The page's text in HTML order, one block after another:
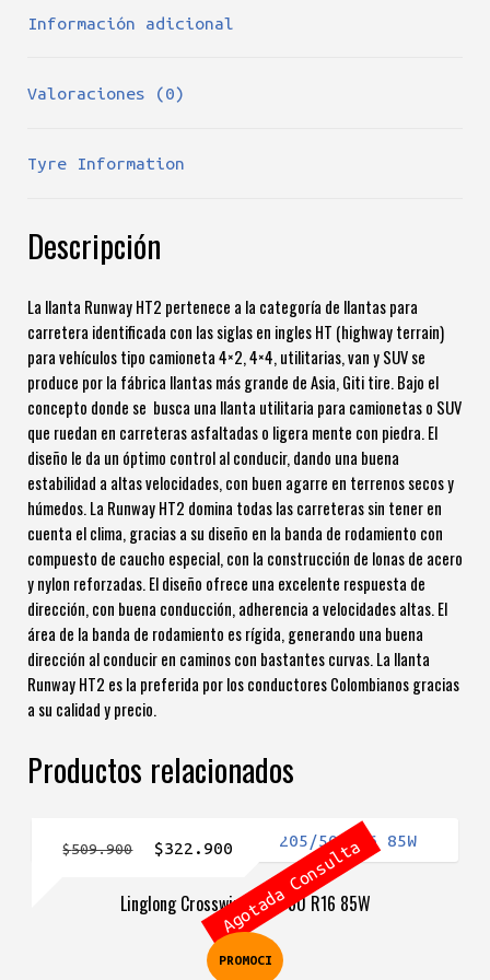
Información adicional
Valoraciones (0)
Tyre Information
Descripción
La llanta Runway HT2 pertenece a la categoría de llantas para
carretera identificada con las siglas en ingles HT (highway terrain)
para vehículos tipo camioneta 4×2, 4×4, utilitarias, van y SUV se
produce por la fábrica llantas más grande de Asia, Giti tire. Bajo el
concepto donde se busca una llanta utilitaria para camionetas o SUV
que ruedan en carreteras asfaltadas o ligera mente con piedra. El
diseño le da un óptimo control al conducir, dando una buena
estabilidad a altas velocidades, con buen agarre en terrenos secos y
húmedos. La Runway HT2 domina todas las carreteras sin tener en
cuenta el clima, gracias a su diseño en la banda de rodamiento con
compuesto de caucho especial, con la construcción de lonas de acero
y nylon reforzadas. El diseño ofrece una excelente respuesta de
dirección, con buena conducción, adherencia a velocidades altas. El
área de la banda de rodamiento es rígida, generando una buena
dirección al conducir en caminos con bastantes curvas. La llanta
Runway HT2 es la preferida por los conductores Colombianos gracias
a su calidad y precio.
Productos relacionados
Linglong Crosswind 205/50 R16 85W
PROMOCI
$509.900
El
original
$509.900.
$322.900
precio
actual
es:
$322.900.
Agotada Consulta